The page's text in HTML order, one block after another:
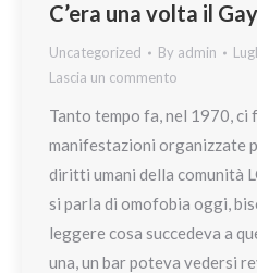
C’era una volta il
Uncategorized By admin
Lascia un commento
Tanto tempo fa, nel 1970, ci
manifestazioni organizzate
diritti umani della comunità
si parla di omofobia oggi,
leggere cosa succedeva a
una, un bar poteva vedersi